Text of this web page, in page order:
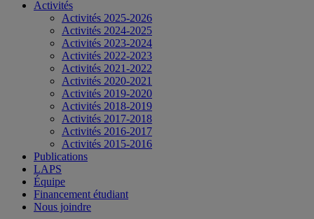
Activités
Activités 2025-2026
Activités 2024-2025
Activités 2023-2024
Activités 2022-2023
Activités 2021-2022
Activités 2020-2021
Activités 2019-2020
Activités 2018-2019
Activités 2017-2018
Activités 2016-2017
Activités 2015-2016
Publications
LAPS
Équipe
Financement étudiant
Nous joindre